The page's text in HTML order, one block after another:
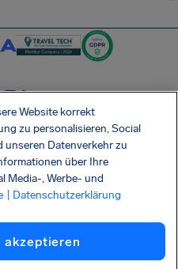
SocialInstagram
SocialLinkedin
KOSTENLOSE APP
Website korrekt
zu personalisieren, Social
Datenverkehr zu
über Ihre
Media-, Werbe- und
| Datenschutzerklärung
akzeptieren